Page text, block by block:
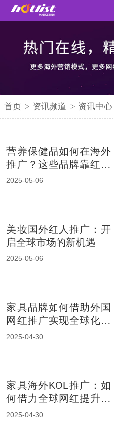
首页 > 资讯频道 > 资讯中心
营养保健品如何在海外
推广？这些品牌靠红人
营销卖爆了
2025-05-06
美妆国外红人推广：开
启全球市场的新机遇
2025-05-06
家具品牌如何借助外国
网红推广实现全球化营
销
2025-04-30
家具海外KOL推广：如
何借力全球网红提升品
牌影响力
2025-04-30